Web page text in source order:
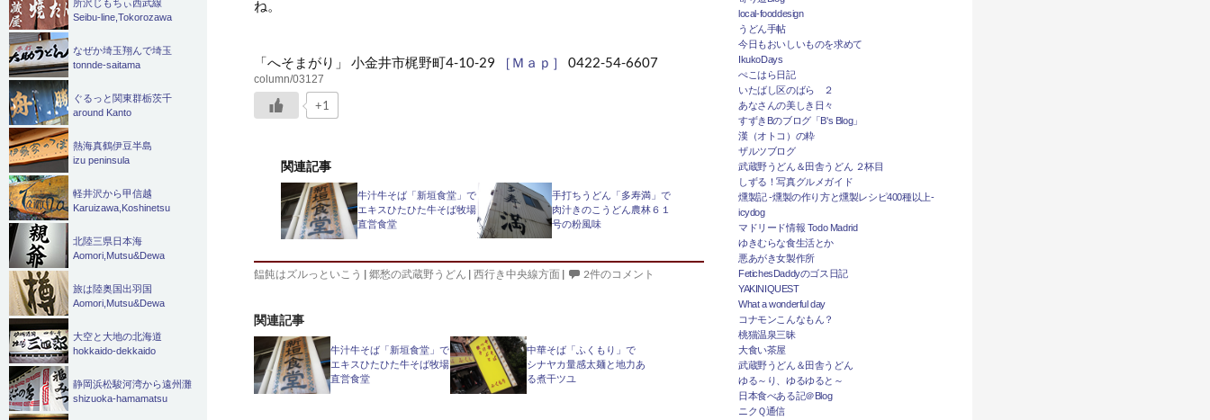
ね。
「へそまがり」 小金井市梶野町4-10-29 ［Ｍａｐ］ 0422-54-6607
column/03127
+1
関連記事
牛汁牛そば「新垣食堂」で
エキスひたひた牛そば牧場
直営食堂
手打ちうどん「多寿満」で
肉汁きのこうどん農林６１
号の粉風味
饂飩はズルっといこう |郷愁の武蔵野うどん |西行き中央線方面 | 2件のコメント
関連記事
牛汁牛そば「新垣食堂」で
エキスひたひた牛そば牧場
直営食堂
中華そば「ふくもり」で
シナヤカ量感太麺と地力あ
る煮干ツユ
local-fooddesign
うどん手帖
今日もおいしいものを求めて
IkukoDays
ぺこはら日記
いたばし区のばら ２
あなさんの美しき日々
すずきBのブログ「B's Blog」
漢（オトコ）の粋
ザルツブログ
武蔵野うどん＆田舎うどん ２杯目
しずる！写真グルメガイド
燻製記 -燻製の作り方と燻製レシピ400種以上-
icydog
マドリード情報 Todo Madrid
ゆきむらな食生活とか
悪あがき女製作所
FetichesDaddyのゴス日記
YAKINIQUEST
What a wonderful day
コナモンこんなもん？
桃猫温泉三昧
大食い茶屋
武蔵野うどん＆田舎うどん
ゆる～り、ゆるゆると～
日本食べある記＠Blog
ニクＱ通信
所沢じもちぃ西武線
Seibu-line,Tokorozawa
なぜか埼玉翔んで埼玉
tonnde-saitama
ぐるっと関東群栃茨千
around Kanto
熱海真鶴伊豆半島
izu peninsula
軽井沢から甲信越
Karuizawa,Koshinetsu
北陸三県日本海
Aomori,Mutsu&Dewa
旅は陸奥国出羽国
Aomori,Mutsu&Dewa
大空と大地の北海道
hokkaido-dekkaido
静岡浜松駿河湾から遠州灘
shizuoka-hamamatsu